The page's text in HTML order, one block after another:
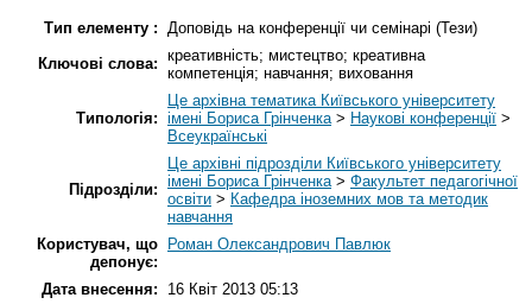
Тип елементу : Доповідь на конференції чи семінарі (Тези)
Ключові слова: креативність; мистецтво; креативна
компетенція; навчання; виховання
Типологія:
Це архівна тематика Київського університету
імені Бориса Грінченка> Наукові конференції >
Всеукраїнські
Підрозділи:
Це архівні підрозділи Київського університету
імені Бориса Грінченка> Факультет педагогічної
освіти > Кафедра іноземних мов та методик
навчання
Користувач, що
депонує:
Роман Олександрович Павлюк
Дата внесення: 16 Квіт 2013 05:13